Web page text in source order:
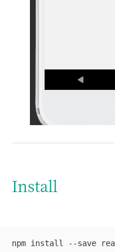
Install
npm install --save